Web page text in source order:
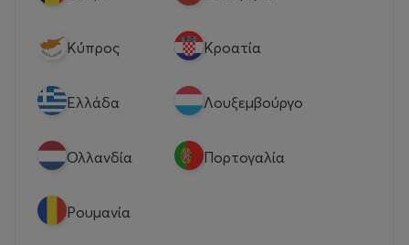
Κύπρος Κροατία
Eλλάδα Λουξεμβούργο
Ολλανδία Πορτογαλία
Ρουμανία